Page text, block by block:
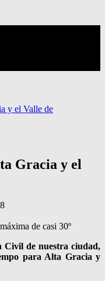
y el Valle de
Gracia y el
Civil de nuestra ciudad,
para Alta Gracia y